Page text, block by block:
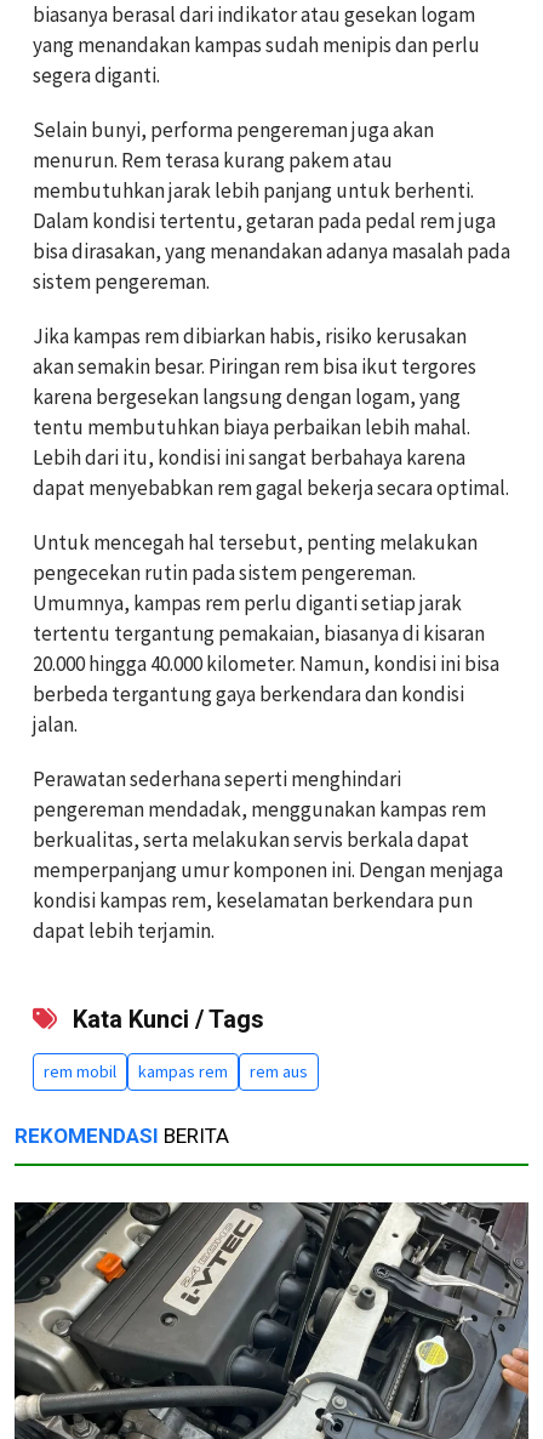
biasanya berasal dari indikator atau gesekan logam
yang menandakan kampas sudah menipis dan perlu
segera diganti.
Selain bunyi, performa pengereman juga akan
menurun. Rem terasa kurang pakem atau
membutuhkan jarak lebih panjang untuk berhenti.
Dalam kondisi tertentu, getaran pada pedal rem juga
bisa dirasakan, yang menandakan adanya masalah pada
sistem pengereman.
Jika kampas rem dibiarkan habis, risiko kerusakan
akan semakin besar. Piringan rem bisa ikut tergores
karena bergesekan langsung dengan logam, yang
tentu membutuhkan biaya perbaikan lebih mahal.
Lebih dari itu, kondisi ini sangat berbahaya karena
dapat menyebabkan rem gagal bekerja secara optimal.
Untuk mencegah hal tersebut, penting melakukan
pengecekan rutin pada sistem pengereman.
Umumnya, kampas rem perlu diganti setiap jarak
tertentu tergantung pemakaian, biasanya di kisaran
20.000 hingga 40.000 kilometer. Namun, kondisi ini bisa
berbeda tergantung gaya berkendara dan kondisi
jalan.
Perawatan sederhana seperti menghindari
pengereman mendadak, menggunakan kampas rem
berkualitas, serta melakukan servis berkala dapat
memperpanjang umur komponen ini. Dengan menjaga
kondisi kampas rem, keselamatan berkendara pun
dapat lebih terjamin.
Kata Kunci / Tags
rem mobil kampas rem rem aus
REKOMENDASI BERITA